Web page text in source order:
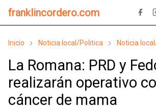
franklincordero.com
Inicio Noticia local/Politica Noticia
La Romana: PRD y
realizarán operativo
cáncer de mama